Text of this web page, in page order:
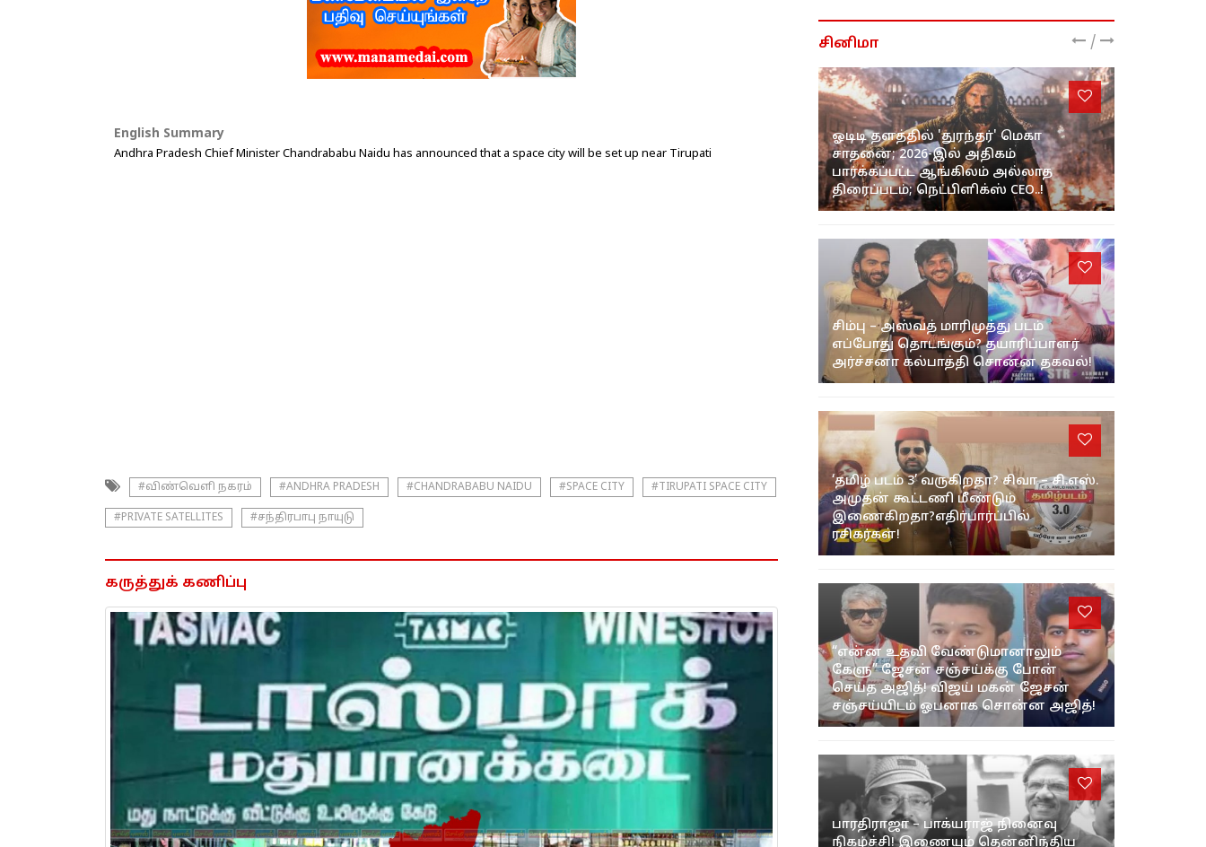
English Summary
Andhra Pradesh Chief Minister Chandrababu Naidu has announced that a space city will be set up near Tirupati
#விண்வெளி நகரம் #ANDHRA PRADESH #CHANDRABABU NAIDU #SPACE CITY #TIRUPATI SPACE CITY
#PRIVATE SATELLITES #சந்திரபாபு நாயுடு
கருத்துக் கணிப்பு
சினிமா /
ஓடிடி தளத்தில் 'துரந்தர்' மெகா
சாதனை; 2026-இல் அதிகம்
பார்க்கப்பட்ட ஆங்கிலம் அல்லாத
திரைப்படம்; நெட்பிளிக்ஸ் CEO..!
சிம்பு – அஸ்வத் மாரிமுத்து படம்
எப்போது தொடங்கும்? தயாரிப்பாளர்
அர்ச்சனா கல்பாத்தி சொன்ன தகவல்!
‘தமிழ் படம் 3’ வருகிறதா? சிவா – சி.எஸ்.
அமுதன் கூட்டணி மீண்டும்
இணைகிறதா?எதிர்பார்ப்பில்
ரசிகர்கள்!
“என்ன உதவி வேண்டுமானாலும்
கேளு” ஜேசன் சஞ்சய்க்கு போன்
செய்த அஜித்! விஜய் மகன் ஜேசன்
சஞ்சய்யிடம் ஓபனாக சொன்ன அஜித்!
பாரதிராஜா – பாக்யராஜ் நினைவு
நிகழ்ச்சி! இணையும் தென்னிந்திய